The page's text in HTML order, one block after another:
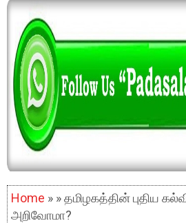
Home » » தமிழகத்தின் புதிய
அறிவோமா?